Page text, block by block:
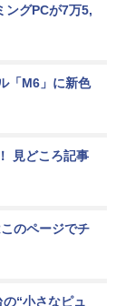
ングPCが7万5,
「M6」に新色
見どころ記事
のページでチ
“小さなピュ